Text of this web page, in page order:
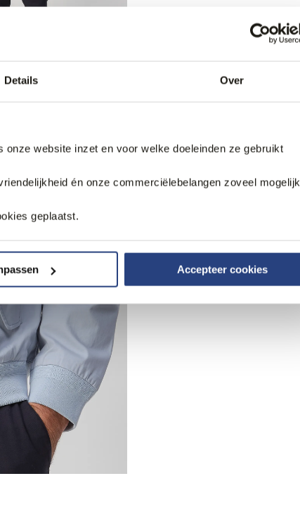
Details Over
website inzet en voor welke doeleinden ze gebruikt
én onze commerciëlebelangen zoveel mogelijk
geplaatst.
Accepteer cookies